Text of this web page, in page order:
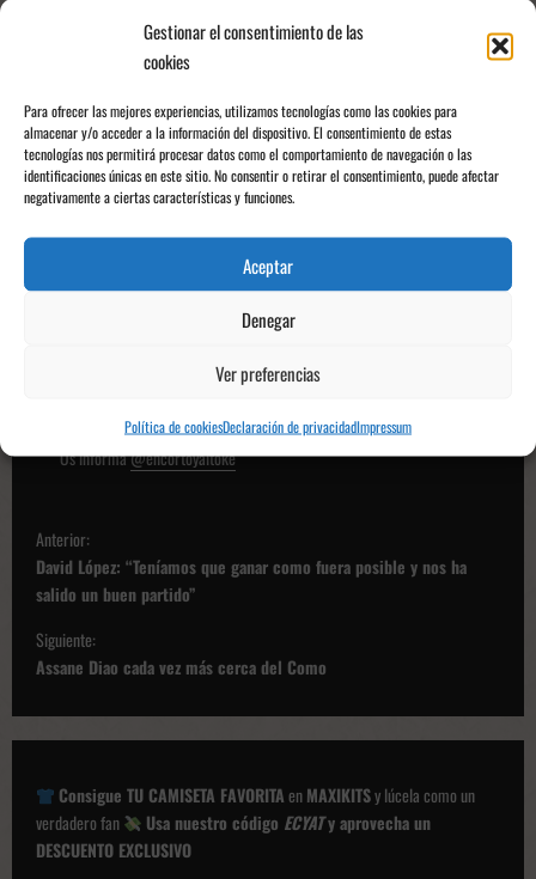
Gestionar el consentimiento de las
cookies
Para ofrecer las mejores experiencias, utilizamos tecnologías como las cookies para
almacenar y/o acceder a la información del dispositivo. El consentimiento de estas
tecnologías nos permitirá procesar datos como el comportamiento de navegación o las
identificaciones únicas en este sitio. No consentir o retirar el consentimiento, puede afectar
negativamente a ciertas características y funciones.
Aceptar
Denegar
Ver preferencias
Política de cookiesDeclaración de privacidadImpressum
Foto: El Diario Montañés
Os informa@encortoyaltoke
N
a
v
e
g
a
c
i
ó
n
Anterior:
David López: “Teníamos que ganar como fuera posible y nos ha
salido un buen partido”
Siguiente:
Assane Diao cada vez más cerca del Como
Consigue TU CAMISETA FAVORITAenMAXIKITSy lúcela como un
verdadero fan
Usa nuestro código ECYATy aprovecha un
DESCUENTO EXCLUSIVO